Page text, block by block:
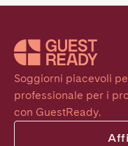
Soggiorni piacevoli
professionale per i
con GuestReady.